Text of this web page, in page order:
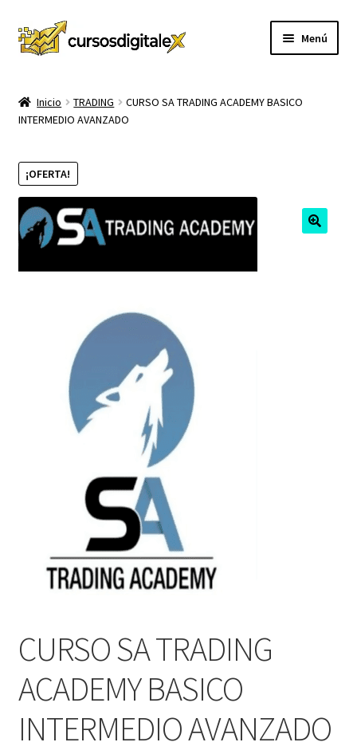
Ir
a
Ir
al
Menú
TIENDA
CURSOS
hijo
MEMBRESIA
MI CUENTA
Inicio TRADING
CURSO SA TRADING ACADEMY BASICO
INTERMEDIO AVANZADO
¡OFERTA!
CURSO SA TRADING
ACADEMY BASICO
INTERMEDIO AVANZADO